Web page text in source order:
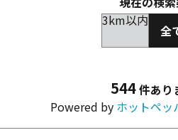
3km以内
全
544件あり
Powered by ホットペッ